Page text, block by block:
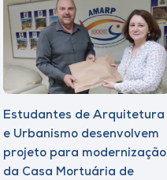
Estudantes de Arquitetura
e Urbanismo desenvolvem
projeto para modernização
da Casa Mortuária de